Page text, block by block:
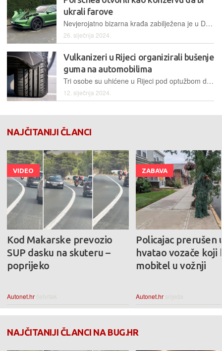
ukrali farove
Nevjerojatno bizarna krađa zabilježena je u Düsseldorfu, gdje je jedan vlasnik Porsche Taycana Sport Turismo doživio da mu netko unakazi preko 100.000 eura vrijedan automobil zbog svjetala
26. siječnja 2024.
Vulkanizeri u Rijeci organizirali bušenje
guma na automobilima
Tri osobe su uhićene u Rijeci pod optužbom da su oštetili 46 ljudi te počinili ukupnu materijalnu štetu u vrijednosti oko 11.800 eura – bušenjem guma na skupocjenim vozilima, pa nuđenjem popravaka za iste
12. siječnja 2024.
NAJČITANIJI ČLANCI
VIDEO
Kod Makarske prevozio
SUP dasku na skuteru –
poprijeko
Autonet.hr četvrtak
ZABAVA
Policajac prerušen
hvatao vozače koji
mobitel u vožnji
Autonet.hr srijeda
NAJČITANIJI ČLANCI NA BUG.HR